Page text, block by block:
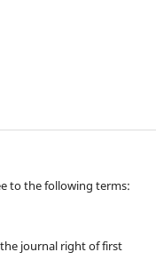
to the following terms:
journal right of first